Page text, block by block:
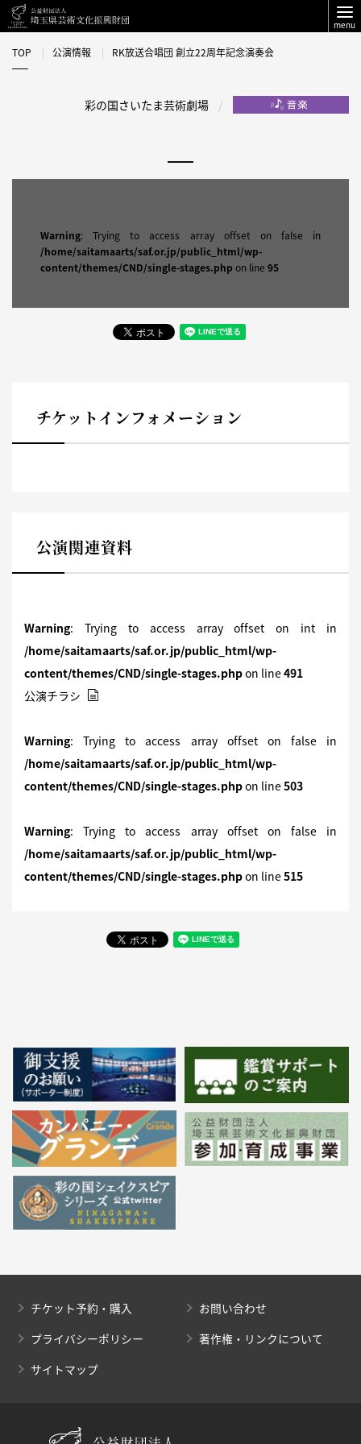
menu
TOP 公演情報 RK放送合唱団 創立22周年記念演奏会
彩の国さいたま芸術劇場
Warning: Trying to access array offset on false in
/home/saitamaarts/saf.or.jp/public_html/wp-
content/themes/CND/single-stages.php on line 95
チケットインフォメーション
公演関連資料
Warning: Trying to access array offset on int in
/home/saitamaarts/saf.or.jp/public_html/wp-
content/themes/CND/single-stages.phpon line491
公演チラシ
Warning: Trying to access array offset on false in
/home/saitamaarts/saf.or.jp/public_html/wp-
content/themes/CND/single-stages.phpon line503
Warning: Trying to access array offset on false in
/home/saitamaarts/saf.or.jp/public_html/wp-
content/themes/CND/single-stages.phpon line515
チケット予約・購入
お問い合わせ
プライバシーポリシー
著作権・リンクについて
サイトマップ